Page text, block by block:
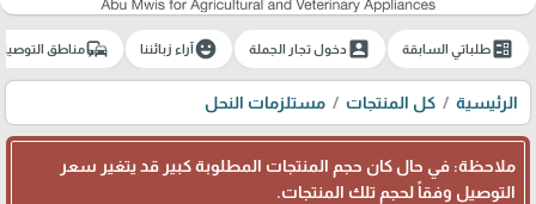
ballotطلباتي السابقة account_boxدخول تجار الجملة emoji_emotionsآراء زبائننا commuteمناطق
الرئيسية كل المنتجات مستلزمات النحل
ملاحظة: في حال كان حجم المنتجات المطلوبة كبير قد يتغير سعر
التوصيل وفقاً لحجم تلك المنتجات.